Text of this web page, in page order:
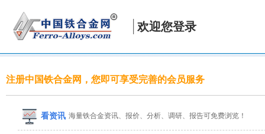
欢迎您登录
注册中国铁合金网，您即可享受完善的会员服务
看资讯 海量铁合金资讯、报价、分析、调研、报告可免费浏览！